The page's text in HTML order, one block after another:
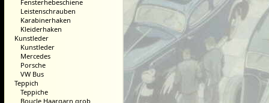
Fensterhebeschiene
Leistenschrauben
Karabinerhaken
Kleiderhaken
Kunstleder
Kunstleder
Mercedes
Porsche
VW Bus
Teppich
Teppiche
Boucle Haargarn grob